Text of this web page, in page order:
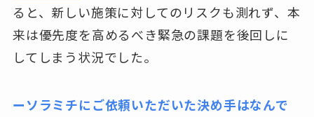
ると、新しい施策に対してのリスクも測れず、本
来は優先度を高めるべき緊急の課題を後回しに
してしまう状況でした。
ーソラミチにご依頼いただいた決め手はなんで